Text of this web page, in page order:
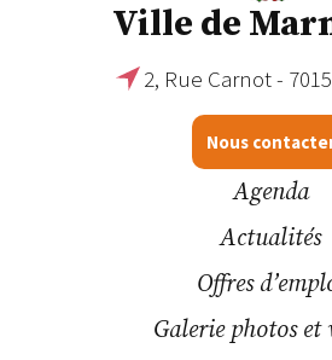
Ville de
2, Rue Carnot -
Nous
Agenda
Actualités
Offres
Galerie photos et